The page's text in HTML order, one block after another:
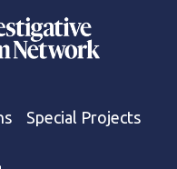
Special Projects